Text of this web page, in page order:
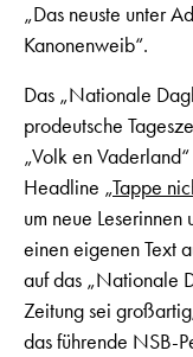
„Das neuste unter
Kanonenweib“.
Das „Nationale
prodeutsche
„Volk en
Headline „Tappe
um neue
einen eigenen Text
auf das „Nationale
Zeitung sei
das führende NSB-